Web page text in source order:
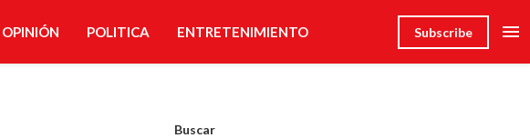
OPINIÓN POLITICA ENTRETENIMIENTO Subscribe
Buscar